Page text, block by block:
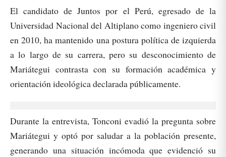
El candidato de Juntos por el Perú, egresado de la
Universidad Nacional del Altiplano como ingeniero civil
en 2010, ha mantenido una postura política de izquierda
a lo largo de su carrera, pero su desconocimiento de
Mariátegui contrasta con su formación académica y
orientación ideológica declarada públicamente.
Durante la entrevista, Tonconi evadió la pregunta sobre
Mariátegui y optó por saludar a la población presente,
generando una situación incómoda que evidenció su